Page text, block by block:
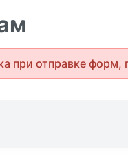
при отправке